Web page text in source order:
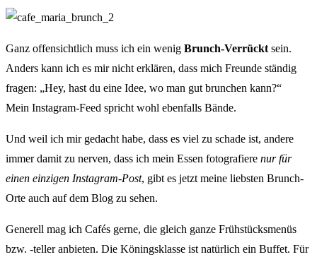
Ganz offensichtlich muss ich ein wenig Brunch-Verrückt sein.
Anders kann ich es mir nicht erklären, dass mich Freunde ständig
fragen: „Hey, hast du eine Idee, wo man gut brunchen kann?“
Mein Instagram-Feed spricht wohl ebenfalls Bände.
Und weil ich mir gedacht habe, dass es viel zu schade ist, andere
immer damit zu nerven, dass ich mein Essen fotografiere nur für
einen einzigen Instagram-Post, gibt es jetzt meine liebsten Brunch-
Orte auch auf dem Blog zu sehen.
Generell mag ich Cafés gerne, die gleich ganze Frühstücksmenüs
bzw. -teller anbieten. Die Köningsklasse ist natürlich ein Buffet. Für